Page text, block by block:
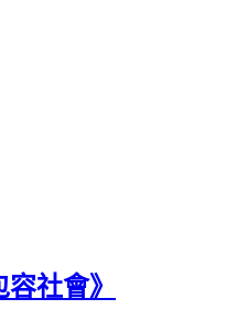
社會》